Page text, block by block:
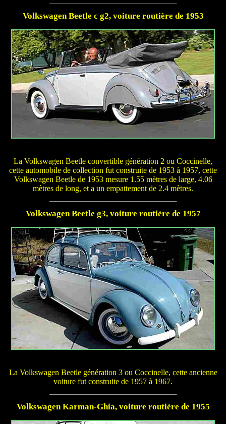
Volkswagen Beetle c g2, voiture routière de 1953
La Volkswagen Beetle convertible génération 2 ou Coccinelle,
cette automobile de collection fut construite de 1953 à 1957, cette
Volkswagen Beetle de 1953 mesure 1.55 mètres de large, 4.06
mètres de long, et a un empattement de 2.4 mètres.
Volkswagen Beetle g3, voiture routière de 1957
La Volkswagen Beetle génération 3 ou Coccinelle, cette ancienne
voiture fut construite de 1957 à 1967.
Volkswagen Karman-Ghia, voiture routière de 1955